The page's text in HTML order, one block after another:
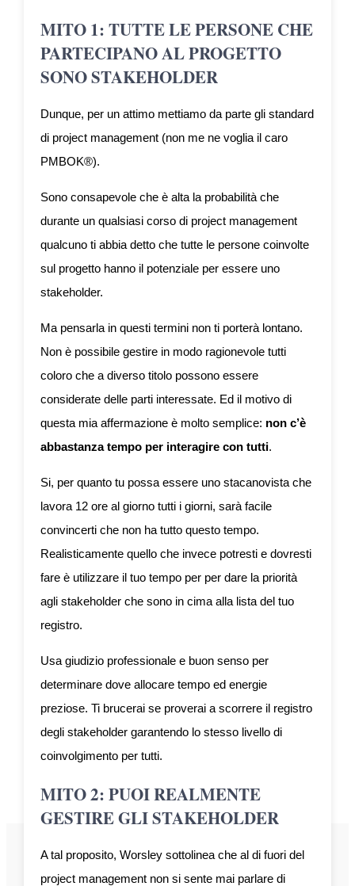
MITO 1: TUTTE LE PERSONE CHE
PARTECIPANO AL PROGETTO
SONO STAKEHOLDER
Dunque, per un attimo mettiamo da parte gli standard
di project management (non me ne voglia il caro
PMBOK®).
Sono consapevole che è alta la probabilità che
durante un qualsiasi corso di project management
qualcuno ti abbia detto che tutte le persone coinvolte
sul progetto hanno il potenziale per essere uno
stakeholder.
Ma pensarla in questi termini non ti porterà lontano.
Non è possibile gestire in modo ragionevole tutti
coloro che a diverso titolo possono essere
considerate delle parti interessate. Ed il motivo di
questa mia affermazione è molto semplice: non c’è
abbastanza tempo per interagire con tutti.
Si, per quanto tu possa essere uno stacanovista che
lavora 12 ore al giorno tutti i giorni, sarà facile
convincerti che non ha tutto questo tempo.
Realisticamente quello che invece potresti e dovresti
fare è utilizzare il tuo tempo per per dare la priorità
agli stakeholder che sono in cima alla lista del tuo
registro.
Usa giudizio professionale e buon senso per
determinare dove allocare tempo ed energie
preziose. Ti brucerai se proverai a scorrere il registro
degli stakeholder garantendo lo stesso livello di
coinvolgimento per tutti.
MITO 2: PUOI REALMENTE
GESTIRE GLI STAKEHOLDER
A tal proposito, Worsley sottolinea che al di fuori del
project management non si sente mai parlare di